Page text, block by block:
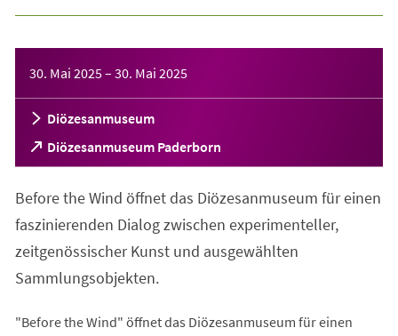
30. Mai 2025– 30. Mai 2025
Diözesanmuseum
Diözesanmuseum Paderborn
(Öffnet
in
neuen
Tab)
Before the Wind öffnet das Diözesanmuseum für einen
faszinierenden Dialog zwischen experimenteller,
zeitgenössischer Kunst und ausgewählten
Sammlungsobjekten.
"Before the Wind" öffnet das Diözesanmuseum für einen